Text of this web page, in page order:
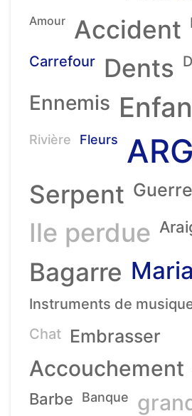
Amour Accident
Carrefour Dents
Ennemis
Rivière Fleurs
Serpent Guerre
Ile perdue
Bagarre
Instruments de
Chat Embrasser
Accouchement
Barbe
Banque